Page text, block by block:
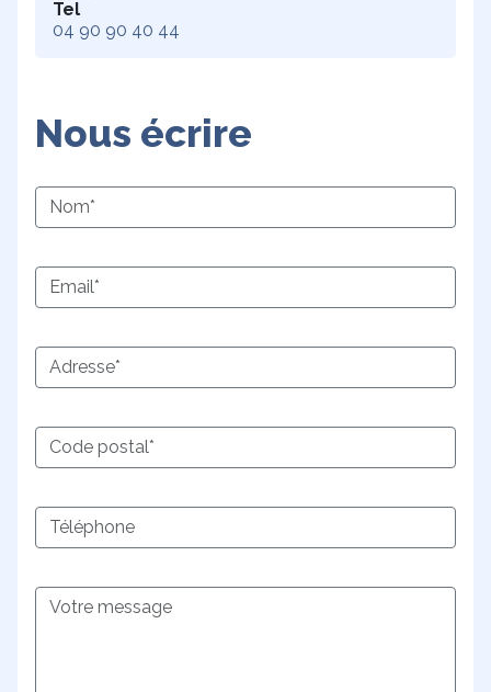
Tel
04 90 90 40 44
Nous écrire